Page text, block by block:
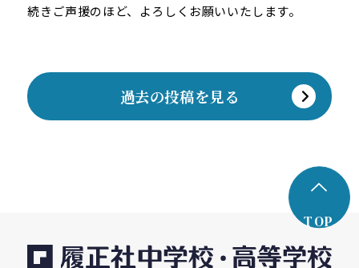
続きご声援のほど、よろしくお願いいたします。
過去の投稿を見る
TOP